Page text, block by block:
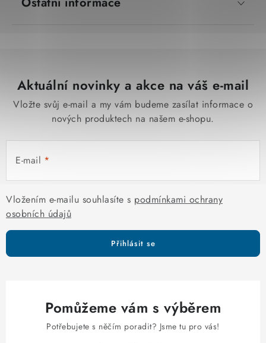
Aktuální novinky a akce na váš e-mail
Vložte svůj e-mail a my vám budeme zasílat informace o
nových produktech na našem e-shopu.
E-mail
Vložením e-mailu souhlasíte s podmínkami ochrany
osobních údajů
Přihlásit se
Pomůžeme vám s výběrem
Potřebujete s něčím poradit? Jsme tu pro vás!